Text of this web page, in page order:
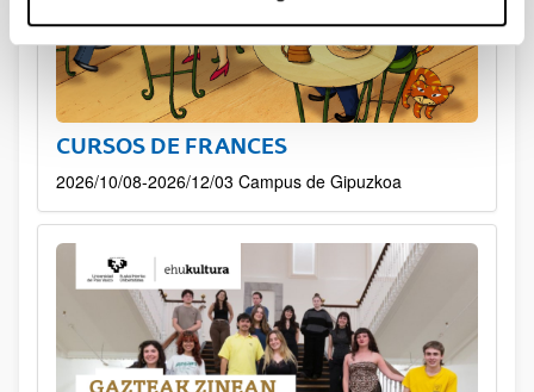
CURSOS DE FRANCES
2026/10/08-2026/12/03 Campus de Gipuzkoa